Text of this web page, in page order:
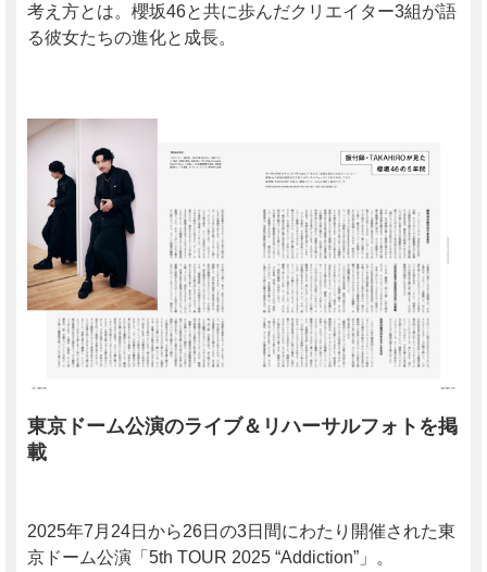
考え方とは。櫻坂46と共に歩んだクリエイター3組が語
る彼女たちの進化と成長。
東京ドーム公演のライブ＆リハーサルフォトを掲
載
2025年7月24日から26日の3日間にわたり開催された東
京ドーム公演「5th TOUR 2025 “Addiction”」。